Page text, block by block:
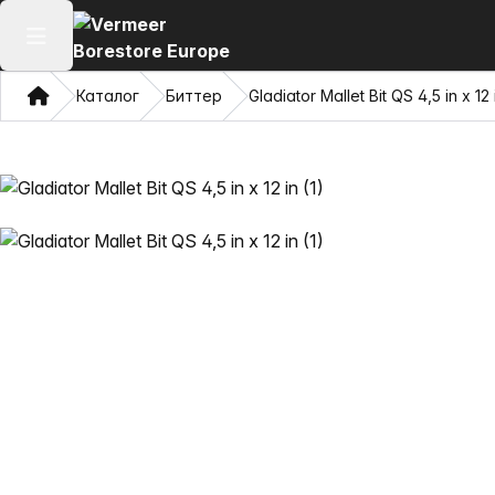
Негізгі мәзірді ашу
Үй Каталог Биттер Gladiator Mallet Bit QS 4,5 in x 12